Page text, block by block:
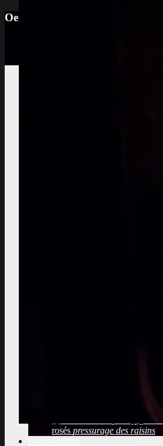
Oenotourisme: Observer le
réception du raisin dans une
rosés pressurage des raisins